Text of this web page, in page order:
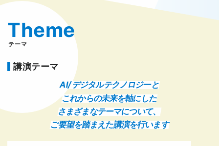
Theme
テーマ
講演テーマ
AI/ デジタルテクノロジーと
これからの未来を軸にした
さまざまなテーマについて、
ご要望を踏まえた講演を行います